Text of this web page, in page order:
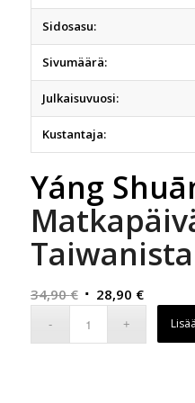
Sidosasu:
Sivumäärä:
Julkaisuvuosi:
Kustantaja:
Yáng
Taiwanista
34,90€ Alkuperäinen
28,90 €Nykyinen
hinta
on: